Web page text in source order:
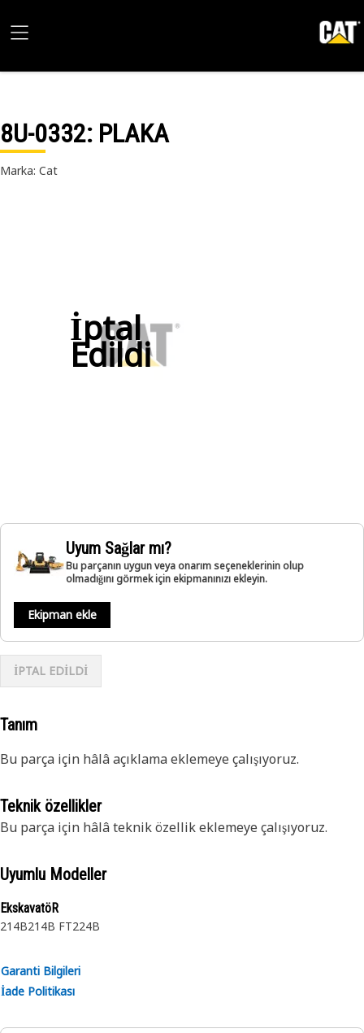
8U-0332: PLAKA
Marka: Cat
İptal
Edildi
Uyum Sağlar mı?
Bu parçanın uygun veya onarım seçeneklerinin olup
olmadığını görmek için ekipmanınızı ekleyin.
Ekipman ekle
İPTAL EDİLDİ
Tanım
Bu parça için hâlâ açıklama eklemeye çalışıyoruz.
Teknik özellikler
Bu parça için hâlâ teknik özellik eklemeye çalışıyoruz.
Uyumlu Modeller
EkskavatöR
214B214B FT224B
Garanti Bilgileri
İade Politikası